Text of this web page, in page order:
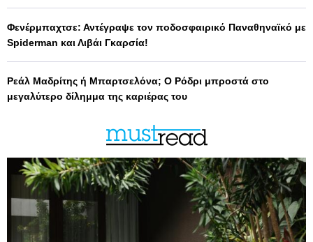
Φενέρμπαχτσε: Αντέγραψε τον ποδοσφαιρικό Παναθηναϊκό με
Spiderman και Λιβάι Γκαρσία!
Ρεάλ Μαδρίτης ή Μπαρτσελόνα; Ο Ρόδρι μπροστά στο
μεγαλύτερο δίλημμα της καριέρας του